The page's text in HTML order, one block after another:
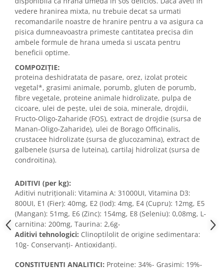
vedere hranirea mixta, nu trebuie decat sa urmati
recomandarile noastre de hranire pentru a va asigura ca
pisica dumneavoastra primeste cantitatea precisa din
ambele formule de hrana umeda si uscata pentru
beneficii optime.
COMPOZIŢIE:
proteina deshidratata de pasare, orez, izolat proteic
vegetal*, grasimi animale, porumb, gluten de porumb,
fibre vegetale, proteine animale hidrolizate, pulpa de
cicoare, ulei de peşte, ulei de soia, minerale, drojdii,
Fructo-Oligo-Zaharide (FOS), extract de drojdie (sursa de
Manan-Oligo-Zaharide), ulei de Borago Officinalis,
crustacee hidrolizate (sursa de glucozamina), extract de
galbenele (sursa de luteina), cartilaj hidrolizat (sursa de
condroitina).
ADITIVI (per kg):
Aditivi nutriţionali: Vitamina A: 31000UI, Vitamina D3:
800UI, E1 (Fier): 40mg, E2 (Iod): 4mg, E4 (Cupru): 12mg, E5
(Mangan): 51mg, E6 (Zinc): 154mg, E8 (Seleniu): 0,08mg, L-
carnitina: 200mg, Taurina: 2,6g-
Aditivi tehnologici: Clinoptilolit de origine sedimentara:
10g- Conservanţi- Antioxidanţi.
CONSTITUENTI ANALITICI: Proteine: 34%- Grasimi: 19%-